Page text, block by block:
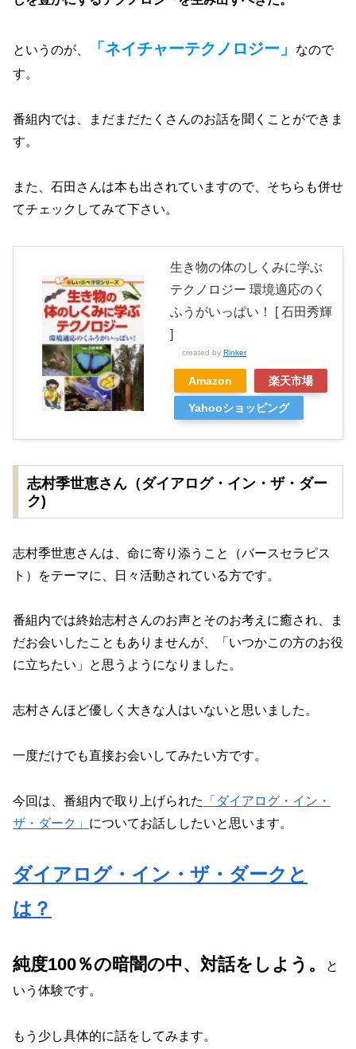
というのが、 「ネイチャーテクノロジー」
なので
す。
番組内では、まだまだたくさんのお話を聞くことができま
す。
また、石田さんは本も出されていますので、そちらも併せ
てチェックしてみて下さい。
生き物の体のしくみに学ぶ
テクノロジー 環境適応のく
ふうがいっぱい！ [ 石田秀輝
]
created by Rinker
Amazon 楽天市場
Yahooショッピング
志村季世恵さん（ダイアログ・イン・ザ・ダー
ク)
志村季世恵さんは、命に寄り添うこと（バースセラピス
ト）をテーマに、日々活動されている方です。
番組内では終始志村さんのお声とそのお考えに癒され、ま
だお会いしたこともありませんが、「いつかこの方のお役
に立ちたい」と思うようになりました。
志村さんほど優しく大きな人はいないと思いました。
一度だけでも直接お会いしてみたい方です。
今回は、番組内で取り上げられた
「ダイアログ・イン・
ザ・ダーク」 についてお話ししたいと思います。
ダイアログ・イン・ザ・ダークと
は？
純度100％の暗闇の中、対話をしよう。
と
いう体験です。
もう少し具体的に話をしてみます。